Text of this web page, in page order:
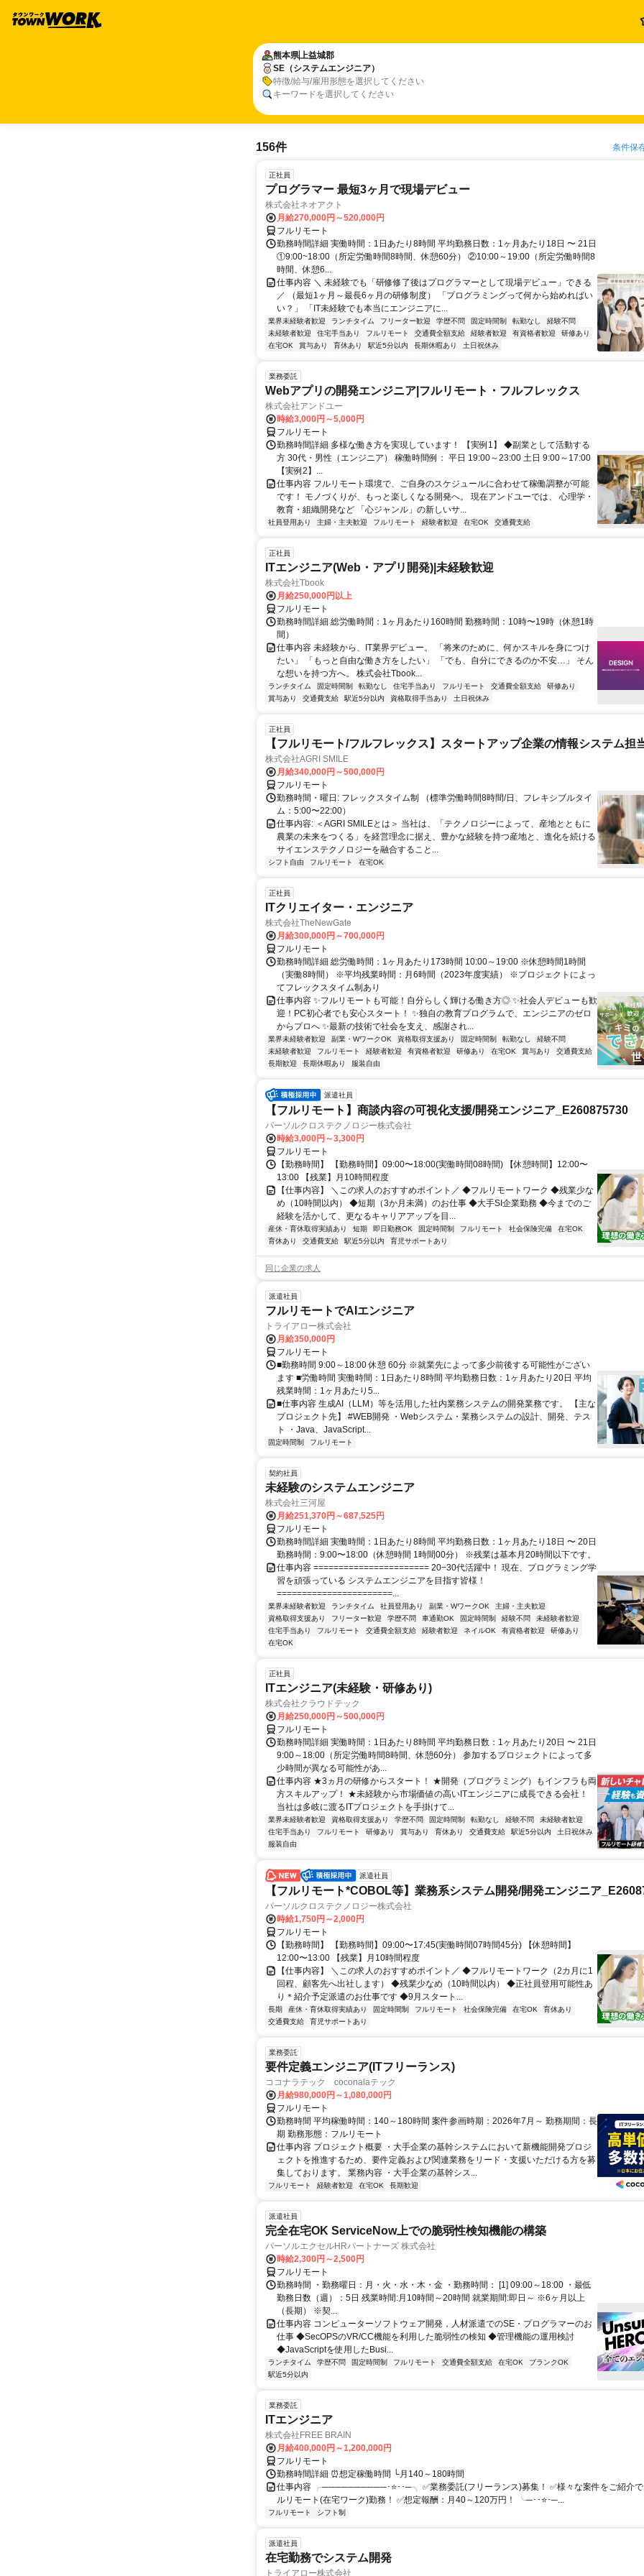
熊本県上益城郡
SE（システムエンジニア）
特徴/給与/雇用形態を選択してください
キーワードを選択してください
156件 条件保
正社員
プログラマー 最短3ヶ月で現場デビュー
株式会社ネオアクト
月給270,000円～520,000円
フルリモート
勤務時間詳細 実働時間：1日あたり8時間 平均勤務日数：1ヶ月あたり18日 〜 21日
①9:00~18:00（所定労働時間8時間、休憩60分） ②10:00～19:00（所定労働時間8
時間、休憩6...
仕事内容 ＼ 未経験でも「研修修了後はプログラマーとして現場デビュー」できる
／ （最短1ヶ月～最長6ヶ月の研修制度） 「プログラミングって何から始めればい
い？」 「IT未経験でも本当にエンジニアに...
業界未経験者歓迎 ランチタイム フリーター歓迎 学歴不問 固定時間制 転勤なし
経験不問
未経験者歓迎
住宅手当あり フルリモート 交通費全額支給 経験者歓迎 有資格者歓迎
研修あり
在宅OK
賞与あり 育休あり 駅近5分以内 長期休暇あり 土日祝休み
業務委託
Webアプリの開発エンジニア|フルリモート・フルフレックス
株式会社アンドユー
時給3,000円～5,000円
フルリモート
勤務時間詳細 多様な働き方を実現しています！ 【実例1】 ◆副業として活動する
方 30代・男性（エンジニア） 稼働時間例： 平日 19:00～23:00 土日 9:00～17:00
【実例2】...
仕事内容 フルリモート環境で、ご自身のスケジュールに合わせて稼働調整が可能
です！ モノづくりが、もっと楽しくなる開発へ。 現在アンドユーでは、 心理学・
教育・組織開発など 「心ジャンル」の新しいサ...
社員登用あり 主婦・主夫歓迎 フルリモート 経験者歓迎 在宅OK 交通費支給
正社員
ITエンジニア(Web・アプリ開発)|未経験歓迎
株式会社Tbook
月給250,000円以上
フルリモート
勤務時間詳細 総労働時間：1ヶ月あたり160時間 勤務時間：10時〜19時（休憩1時
間）
仕事内容 未経験から、IT業界デビュー。 「将来のために、何かスキルを身につけ
たい」 「もっと自由な働き方をしたい」 「でも、自分にできるのか不安…」 そん
な想いを持つ方へ。 株式会社Tbook...
ランチタイム 固定時間制 転勤なし 住宅手当あり フルリモート 交通費全額支給
研修あり
賞与あり
交通費支給 駅近5分以内 資格取得手当あり 土日祝休み
正社員
【フルリモート/フルフレックス】スタートアップ企業の情報システム担
株式会社AGRI SMILE
月給340,000円～500,000円
フルリモート
勤務時間・曜日: フレックスタイム制 （標準労働時間8時間/日、フレキシブルタイ
ム：5:00〜22:00）
仕事内容: ＜AGRI SMILEとは＞ 当社は、「テクノロジーによって、産地とともに
農業の未来をつくる」を経営理念に据え、豊かな経験を持つ産地と、進化を続ける
サイエンステクノロジーを融合すること...
シフト自由 フルリモート 在宅OK
正社員
ITクリエイター・エンジニア
株式会社TheNewGate
月給300,000円～700,000円
フルリモート
勤務時間詳細 総労働時間：1ヶ月あたり173時間 10:00～19:00 ※休憩時間1時間
（実働8時間） ※平均残業時間：月6時間（2023年度実績） ※プロジェクトによっ
てフレックスタイム制あり
仕事内容 ✨フルリモートも可能！自分らしく輝ける働き方◎ ✨社会人デビューも歓
迎！PC初心者でも安心スタート！ ✨独自の教育プログラムで、エンジニアのゼロ
からプロへ ✨最新の技術で社会を支え、感謝され...
業界未経験者歓迎 副業・WワークOK 資格取得支援あり 固定時間制 転勤なし
経験不問
未経験者歓迎
フルリモート 経験者歓迎 有資格者歓迎 研修あり 在宅OK 賞与あり
交通費支給
長期歓迎
長期休暇あり 服装自由
派遣社員
【フルリモート】商談内容の可視化支援/開発エンジニア_E260875730
パーソルクロステクノロジー株式会社
時給3,000円～3,300円
フルリモート
【勤務時間】 【勤務時間】09:00〜18:00(実働時間08時間) 【休憩時間】12:00〜
13:00 【残業】月10時間程度
【仕事内容】 ＼この求人のおすすめポイント／ ◆フルリモートワーク ◆残業少な
め（10時間以内） ◆短期（3か月未満）のお仕事 ◆大手SI企業勤務 ◆今までのご
経験を活かして、更なるキャリアアップを目...
産休・育休取得実績あり 短期 即日勤務OK 固定時間制 フルリモート 社会保険完備
在宅OK
育休あり
交通費支給 駅近5分以内 育児サポートあり
同じ企業の求人
派遣社員
フルリモートでAIエンジニア
トライアロー株式会社
月給350,000円
フルリモート
■勤務時間 9:00～18:00 休憩 60分 ※就業先によって多少前後する可能性がござい
ます ■労働時間 実働時間：1日あたり8時間 平均勤務日数：1ヶ月あたり20日 平均
残業時間：1ヶ月あたり5...
■仕事内容 生成AI（LLM）等を活用した社内業務システムの開発業務です。 【主な
プロジェクト先】 #WEB開発 ・Webシステム・業務システムの設計、開発、テス
ト ・Java、JavaScript...
固定時間制 フルリモート
契約社員
未経験のシステムエンジニア
株式会社三河屋
月給251,370円～687,525円
フルリモート
勤務時間詳細 実働時間：1日あたり8時間 平均勤務日数：1ヶ月あたり18日 〜 20日
勤務時間：9:00〜18:00（休憩時間 1時間00分） ※残業は基本月20時間以下です。
仕事内容 ======================= 20−30代活躍中！ 現在、プログラミング学
習を頑張っている システムエンジニアを目指す皆様！
=======================...
業界未経験者歓迎 ランチタイム 社員登用あり 副業・WワークOK
主婦・主夫歓迎
資格取得支援あり
フリーター歓迎 学歴不問 車通勤OK 固定時間制 経験不問
未経験者歓迎
住宅手当あり
フルリモート 交通費全額支給 経験者歓迎 ネイルOK 有資格者歓迎
研修あり
在宅OK
正社員
ITエンジニア(未経験・研修あり)
株式会社クラウドテック
月給250,000円～500,000円
フルリモート
勤務時間詳細 実働時間：1日あたり8時間 平均勤務日数：1ヶ月あたり20日 〜 21日
9:00～18:00（所定労働時間8時間、休憩60分） 参加するプロジェクトによって多
少時間が異なる可能性があ...
仕事内容 ★3ヵ月の研修からスタート！ ★開発（プログラミング）もインフラも両
方スキルアップ！ ★未経験から市場価値の高いITエンジニアに成長できる会社！
当社は多岐に渡るITプロジェクトを手掛けて...
業界未経験者歓迎 資格取得支援あり 学歴不問 固定時間制 転勤なし 経験不問
未経験者歓迎
住宅手当あり
フルリモート 研修あり 賞与あり 育休あり 交通費支給 駅近5分以内
土日祝休み
服装自由
派遣社員
【フルリモート*COBOL等】業務系システム開発/開発エンジニア
パーソルクロステクノロジー株式会社
時給1,750円～2,000円
フルリモート
【勤務時間】 【勤務時間】09:00〜17:45(実働時間07時間45分) 【休憩時間】
12:00〜13:00 【残業】月10時間程度
【仕事内容】 ＼この求人のおすすめポイント／ ◆フルリモートワーク（2カ月に1
回程、顧客先へ出社します） ◆残業少なめ（10時間以内） ◆正社員登用可能性あ
り＊紹介予定派遣のお仕事です ◆9月スタート...
長期 産休・育休取得実績あり 固定時間制 フルリモート 社会保険完備 在宅OK
育休あり
交通費支給
育児サポートあり
業務委託
要件定義エンジニア(ITフリーランス)
ココナラテック coconalaテック
月給980,000円～1,080,000円
フルリモート
勤務時間 平均稼働時間：140～180時間 案件参画時期：2026年7月～ 勤務期間：長
期 勤務形態：フルリモート
仕事内容 プロジェクト概要 ・大手企業の基幹システムにおいて新機能開発プロジ
ェクトを推進するため、要件定義および関連業務をリード・支援いただける方を募
集しております。 業務内容 ・大手企業の基幹シス...
フルリモート 経験者歓迎 在宅OK 長期歓迎
派遣社員
完全在宅OK ServiceNow上での脆弱性検知機能の構築
パーソルエクセルHRパートナーズ 株式会社
時給2,300円～2,500円
フルリモート
勤務時間 ・勤務曜日：月・火・水・木・金 ・勤務時間： [1] 09:00～18:00 ・最低
勤務日数（週）：5日 残業時間:月10時間～20時間 就業期間:即日～ ※6ヶ月以上
（長期） ※契...
仕事内容 コンピューターソフトウェア開発，人材派遣でのSE・プログラマーのお
仕事 ◆SecOPSのVR/CC機能を利用した脆弱性の検知 ◆管理機能の運用検討
◆JavaScriptを使用したBusi...
ランチタイム 学歴不問 固定時間制 フルリモート 交通費全額支給 在宅OK
ブランクOK
駅近5分以内
業務委託
ITエンジニア
株式会社FREE BRAIN
月給400,000円～1,200,000円
フルリモート
勤務時間詳細 ⏰想定稼働時間 └月140～180時間
仕事内容 ╭──────────･⭐･･─╮ ✅業務委託(フリーランス)募集！ ✅様々な案件をご紹介で
ルリモート(在宅ワーク)勤務！ ✅想定報酬：月40～120万円！ ╰─･･⭐･─...
フルリモート シフト制
派遣社員
在宅勤務でシステム開発
トライアロー株式会社